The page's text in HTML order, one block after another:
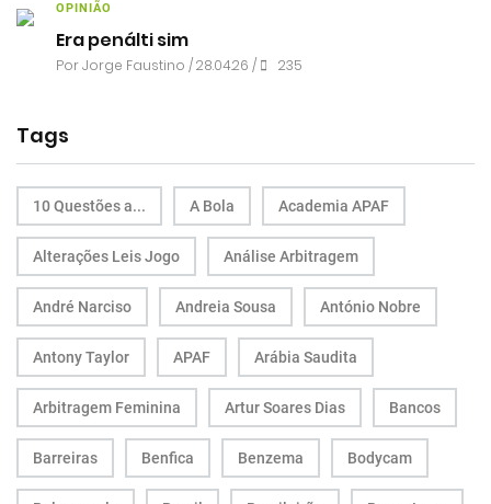
OPINIÃO
Era penálti sim
PorJorge Faustino / 28.04.26 / 235
Tags
10 Questões a... A Bola Academia APAF
Alterações Leis Jogo Análise Arbitragem
André Narciso Andreia Sousa António Nobre
Antony Taylor APAF Arábia Saudita
Arbitragem Feminina Artur Soares Dias Bancos
Barreiras Benfica Benzema Bodycam